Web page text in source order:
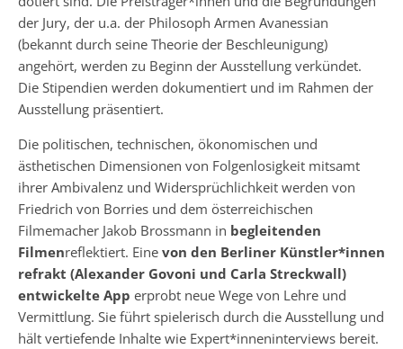
der Jury, der u.a. der Philosoph Armen Avanessian
(bekannt durch seine Theorie der Beschleunigung)
angehört, werden zu Beginn der Ausstellung verkündet.
Die Stipendien werden dokumentiert und im Rahmen der
Ausstellung präsentiert.
Die politischen, technischen, ökonomischen und
ästhetischen Dimensionen von Folgenlosigkeit mitsamt
ihrer Ambivalenz und Widersprüchlichkeit werden von
Friedrich von Borries und dem österreichischen
Filmemacher Jakob Brossmann in begleitenden
Filmenreflektiert. Eine von den Berliner Künstler*innen
refrakt (Alexander Govoni und Carla Streckwall)
entwickelte App erprobt neue Wege von Lehre und
Vermittlung. Sie führt spielerisch durch die Ausstellung und
hält vertiefende Inhalte wie Expert*inneninterviews bereit.